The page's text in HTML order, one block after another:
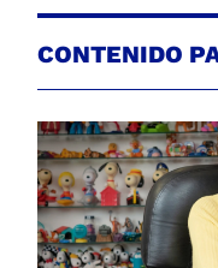
CONTENIDO